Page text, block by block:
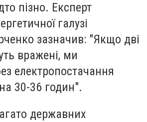
пізно. Експерт
галузі
зазначив: "Якщо дві
вражені, ми
електропостачання
30-36 годин".
державних